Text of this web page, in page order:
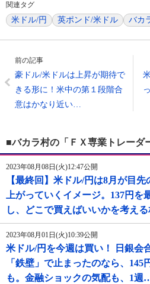
関連タグ
米ドル/円 英ポンド/米ドル バカ
前の記事
豪ドル/米ドルは上昇が期待で
きる形に！米中の第１段階合
意はかなり近い…
■バカラ村の「ＦＸ専業トレーダ
2023年08月08日(火)12:47公開
【最終回】米ドル/円は8月が目
上がっていくイメージ。137円を
し、どこで買えばいいかを考え
2023年08月01日(火)10:39公開
米ドル/円を今週は買い！ 日銀会
「鉄壁」で止まったのなら、
も。金融ショックの気配も、1週